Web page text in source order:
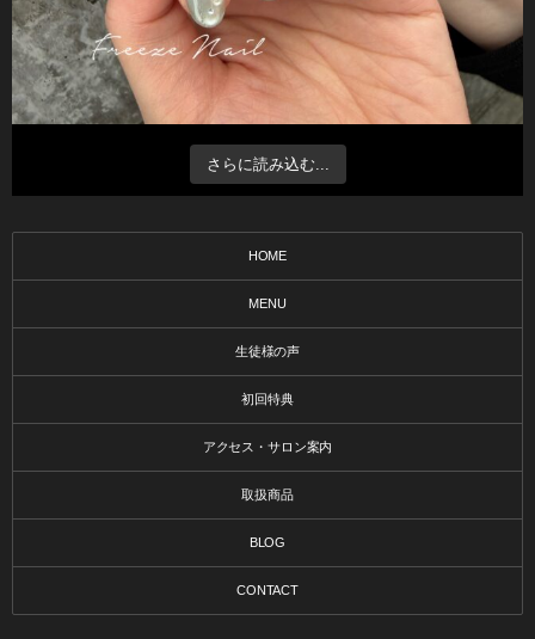
さらに読み込む...
HOME
MENU
生徒様の声
初回特典
アクセス・サロン案内
取扱商品
BLOG
CONTACT